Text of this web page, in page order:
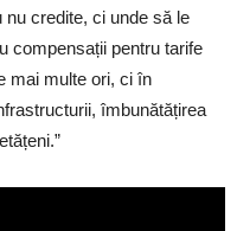
nu credite, ci unde să le
compensații pentru tarife
mai multe ori, ci în
îmbunătățirea